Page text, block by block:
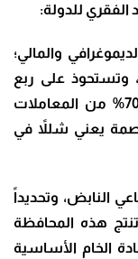
للدولة:
والمالي؛
من السكان، وتستحوذ على ربع
الناتج المحلي الإجمالي، وتدور فيها نحو 70% من المعاملات
يعني شللاً في
النابض، وتحديداً
هذه المحافظة
الخام الأساسية